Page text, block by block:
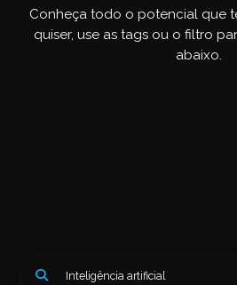
Conheça todo o potencial que
quiser, use as tags ou o filtro
abaixo.